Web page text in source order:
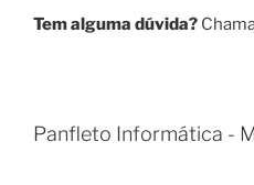
Tem alguma dúvida?
Panfleto Informática -